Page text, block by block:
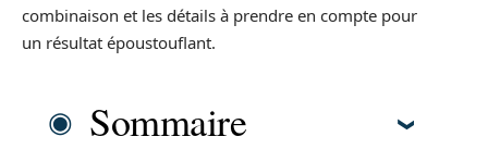
combinaison et les détails à prendre en compte pour
un résultat époustouflant.
Sommaire